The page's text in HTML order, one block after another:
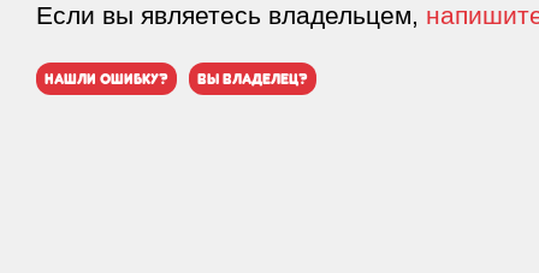
Если вы являетесь владельцем,
нашли ошибку? вы владелец?